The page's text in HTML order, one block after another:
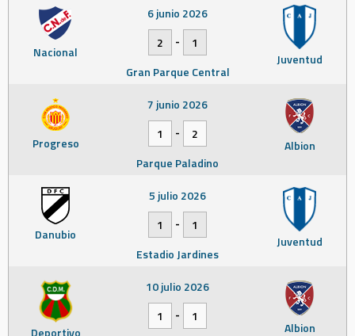
Nacional Juventud
6 junio 2026
2
-
1
Gran Parque Central
Progreso Albion
7 junio 2026
1
-
2
Parque Paladino
Danubio Juventud
5 julio 2026
1
-
1
Estadio Jardines
Deportivo Albion
10 julio 2026
1
-
1